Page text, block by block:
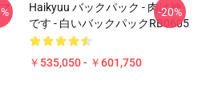
Haikyuu バックパック - 肉は神
です - 白いバックパックRB0605
￥535,050 - ￥601,750
-20%